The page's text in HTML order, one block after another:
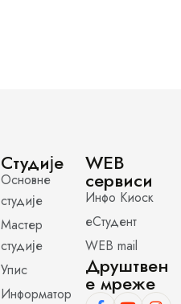
Студије
Основне
студије
Мастер
студије
Упис
Информатор
WEB
сервиси
Инфо Киоск
еСтудент
WEB mail
Друштвен
е мреже